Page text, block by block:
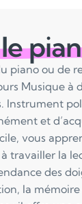
le
piano ou de
Musique à
Instrument
et
vous
travailler la
des
la